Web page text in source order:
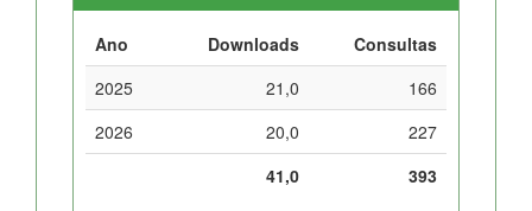
Ano Downloads
Consultas
2025
21,0
166
2026
20,0
227
41,0
393